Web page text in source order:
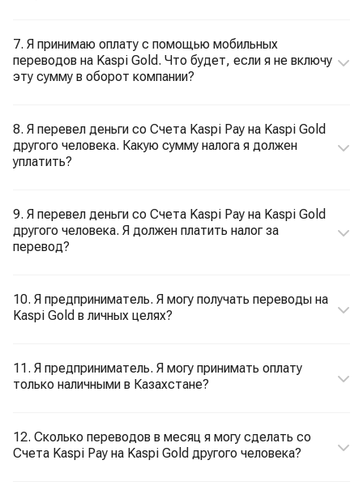
7. Я принимаю оплату с помощью мобильных
переводов на Kaspi Gold. Что будет, если я не включу
эту сумму в оборот компании?
8. Я перевел деньги со Счета Kaspi Pay на Kaspi Gold
другого человека. Какую сумму налога я должен
уплатить?
9. Я перевел деньги со Счета Kaspi Pay на Kaspi Gold
другого человека. Я должен платить налог за
перевод?
10. Я предприниматель. Я могу получать переводы на
Kaspi Gold в личных целях?
11. Я предприниматель. Я могу принимать оплату
только наличными в Казахстане?
12. Сколько переводов в месяц я могу сделать со
Счета Kaspi Pay на Kaspi Gold другого человека?